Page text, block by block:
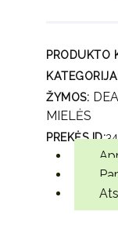
PRODUKTO
ŽYMOS:
MIELĖS
PREKĖS ID: